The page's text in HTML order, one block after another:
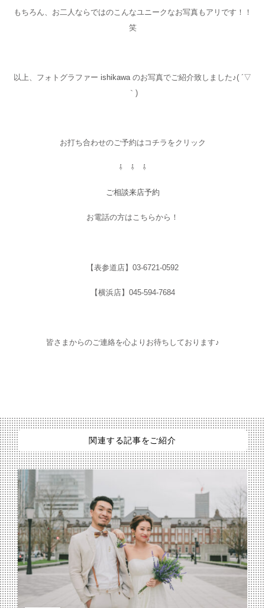
もちろん、お二人ならではのこんなユニークなお写真もアリです！！
笑
以上、フォトグラファー ishikawa のお写真でご紹介致しました♪( ´▽
｀)
お打ち合わせのご予約はコチラをクリック
⇩ ⇩ ⇩
ご相談来店予約
お電話の方はこちらから！
【表参道店】03-6721-0592
【横浜店】045-594-7684
皆さまからのご連絡を心よりお待ちしております♪
関連する記事をご紹介